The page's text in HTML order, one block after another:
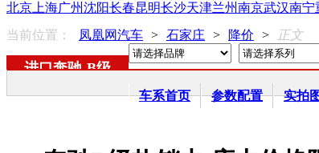
北京 上海广州沈阳长春昆明长沙天津兰州南京武汉南宁
当前位置：
凤凰网汽车 > 石家庄 > 降价 > 正文
进口奔驰-B级
车系首页 参数配置 实拍